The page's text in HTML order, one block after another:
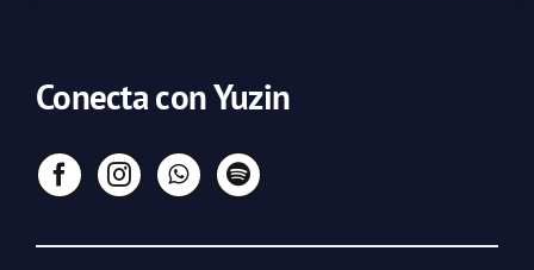
Conecta con Yuzin